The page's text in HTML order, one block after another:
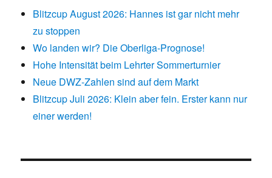
Blitzcup August 2026: Hannes ist gar nicht mehr
zu stoppen
Wo landen wir? Die Oberliga-Prognose!
Hohe Intensität beim Lehrter Sommerturnier
Neue DWZ-Zahlen sind auf dem Markt
Blitzcup Juli 2026: Klein aber fein. Erster kann nur
einer werden!